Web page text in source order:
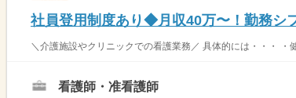
社員登用制度あり◆月収40万〜！勤務シ
＼介護施設やクリニックでの看護業務／ 具体的には・・・
看護師・准看護師